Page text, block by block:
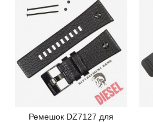
Ремешок DZ7127 для